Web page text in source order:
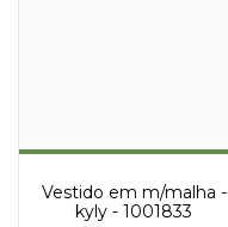
Vestido em m/malha -
kyly - 1001833